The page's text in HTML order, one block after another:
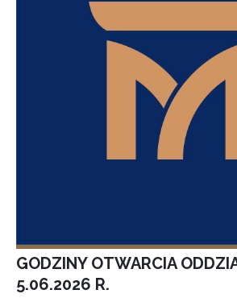
GODZINY OTWARCIA
5.06.2026 R.